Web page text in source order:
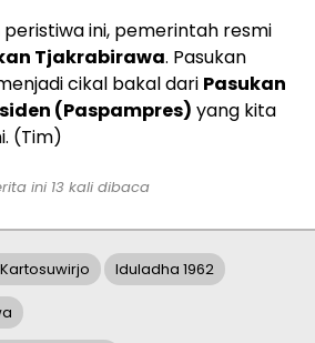
ini, pemerintah resmi
Tjakrabirawa. Pasukan
cikal bakal dari Pasukan
(Paspampres) yang kita
(Tim)
ini 13 kali dibaca
Iduladha 1962